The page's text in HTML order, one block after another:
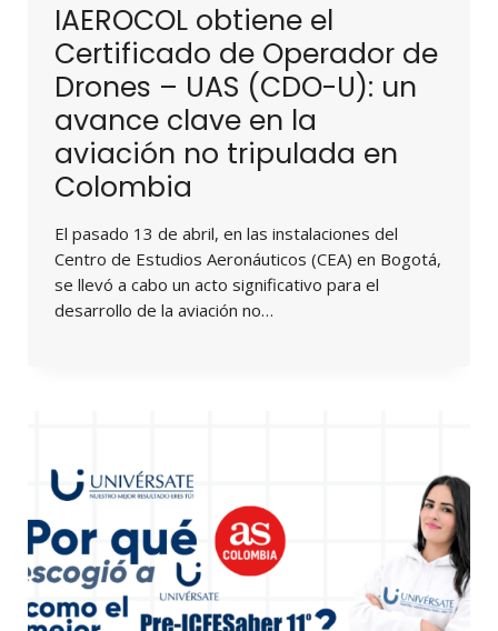
IAEROCOL obtiene el
Certificado de Operador de
Drones – UAS (CDO-U): un
avance clave en la
aviación no tripulada en
Colombia
El pasado 13 de abril, en las instalaciones del
Centro de Estudios Aeronáuticos (CEA) en Bogotá,
se llevó a cabo un acto significativo para el
desarrollo de la aviación no…